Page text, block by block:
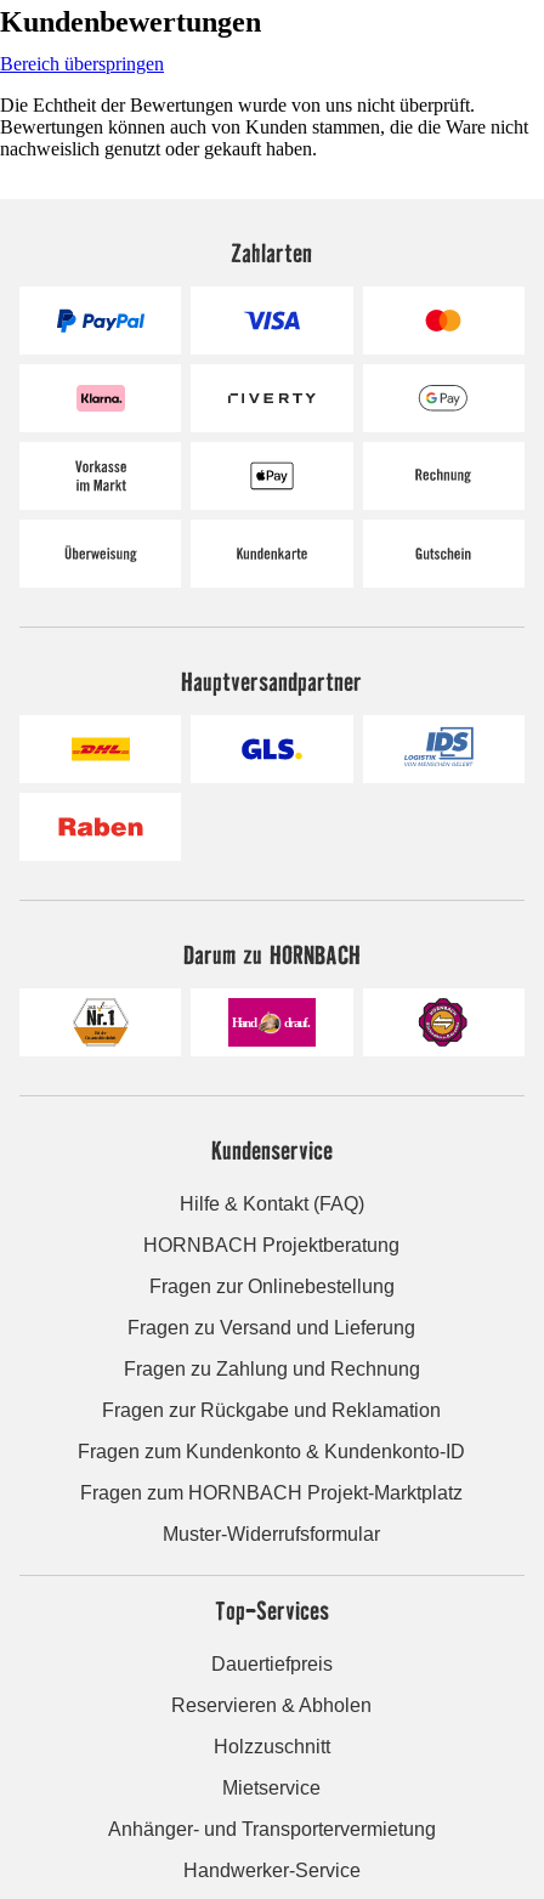
Kundenbewertungen
Bereich überspringen
Die Echtheit der Bewertungen wurde von uns nicht überprüft.
Bewertungen können auch von Kunden stammen, die die Ware nicht
nachweislich genutzt oder gekauft haben.
Zahlarten
Hauptversandpartner
Darum zu HORNBACH
Kundenservice
Hilfe & Kontakt (FAQ)
HORNBACH Projektberatung
Fragen zur Onlinebestellung
Fragen zu Versand und Lieferung
Fragen zu Zahlung und Rechnung
Fragen zur Rückgabe und Reklamation
Fragen zum Kundenkonto & Kundenkonto-ID
Fragen zum HORNBACH Projekt-Marktplatz
Muster-Widerrufsformular
Top-Services
Dauertiefpreis
Reservieren & Abholen
Holzzuschnitt
Mietservice
Anhänger- und Transportervermietung
Handwerker-Service